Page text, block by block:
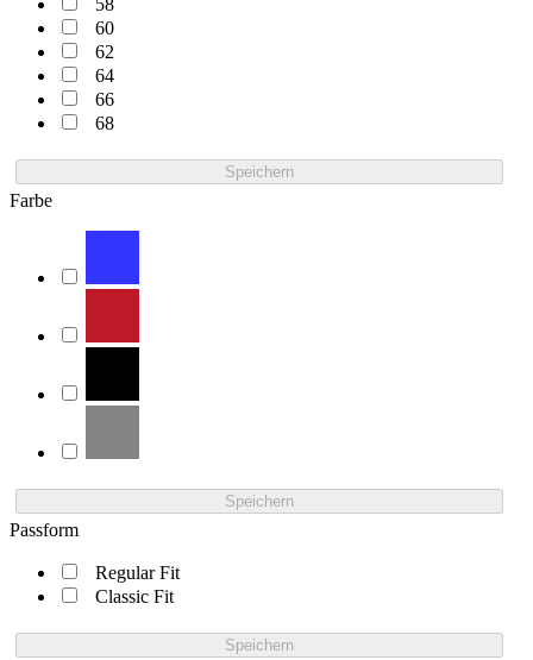
60
62
64
66
68
Speichern
Farbe
Speichern
Passform
Regular Fit
Classic Fit
Speichern